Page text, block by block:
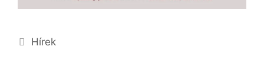
Kategória
Hírek